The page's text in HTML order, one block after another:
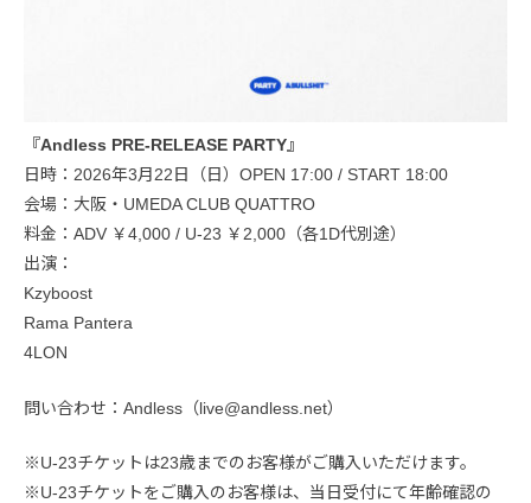
『Andless PRE-RELEASE PARTY』
日時：2026年3月22日（日）OPEN 17:00 / START 18:00
会場：大阪・UMEDA CLUB QUATTRO
料金：ADV ￥4,000 / U-23 ￥2,000（各1D代別途）
出演：
Kzyboost
Rama Pantera
4LON
問い合わせ：Andless（live@andless.net）
※U-23チケットは23歳までのお客様がご購入いただけます。
※U-23チケットをご購入のお客様は、当日受付にて年齢確認の